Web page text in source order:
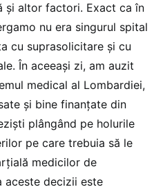
și altor factori. Exact ca în
nu era singurul spital
cu suprasolicitare și cu
În aceeași zi, am auzit
medical al Lombardiei,
și bine finanțate din
plângând pe holurile
pe care trebuia să le
medicilor de
aceste decizii este